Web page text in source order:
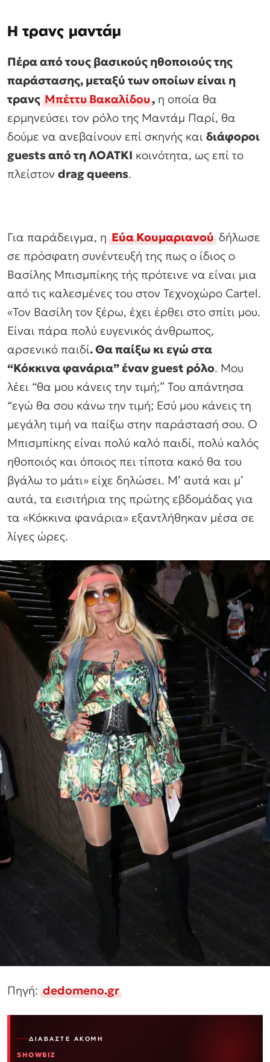
Η τρανς μαντάμ
Πέρα από τους βασικούς ηθοποιούς της
παράστασης, μεταξύ των οποίων είναι η
τρανςΜπέττυ Βακαλίδου, η οποία θα
ερμηνεύσει τον ρόλο της Μαντάμ Παρί, θα
δούμε να ανεβαίνουν επί σκηνής και διάφοροι
guests από τη ΛΟΑΤΚΙ κοινότητα, ως επί το
πλείστον drag queens.
Για παράδειγμα, ηΕύα Κουμαριανούδήλωσε
σε πρόσφατη συνέντευξή της πως ο ίδιος ο
Βασίλης Μπισμπίκης τής πρότεινε να είναι μια
από τις καλεσμένες του στον Τεχνοχώρο Cartel.
«Τον Βασίλη τον ξέρω, έχει έρθει στο σπίτι μου.
Είναι πάρα πολύ ευγενικός άνθρωπος,
αρσενικό παιδί. Θα παίξω κι εγώ στα
“Κόκκινα φανάρια” έναν guest ρόλο. Μου
λέει “θα μου κάνεις την τιμή;” Του απάντησα
“εγώ θα σου κάνω την τιμή; Εσύ μου κάνεις τη
μεγάλη τιμή να παίξω στην παράστασή σου. Ο
Μπισμπίκης είναι πολύ καλό παιδί, πολύ καλός
ηθοποιός και όποιος πει τίποτα κακό θα του
βγάλω το μάτι» είχε δηλώσει. Μ’ αυτά και μ’
αυτά, τα εισιτήρια της πρώτης εβδομάδας για
τα «Κόκκινα φανάρια» εξαντλήθηκαν μέσα σε
λίγες ώρες.
Πηγή:dedomeno.gr
ΔΙΑΒΆΣΤΕ ΑΚΌΜΗ
SHOWBIZ